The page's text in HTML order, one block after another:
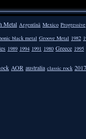
Metal Argentīnā Mexico Progressive
black metal Groove Metal 1982
1989 1994 1991 1980 Greece 1995
AOR australia classic rock 2017